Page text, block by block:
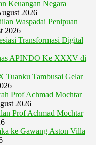
Keuangan Negara
2026
Waspadai Penipuan
2026
Transformasi Digital
APINDO Ke XXXV di
Tambusai Gelar
Prof Achmad Mochtar
2026
Prof Achmad Mochtar
ke Gawang Aston Villa